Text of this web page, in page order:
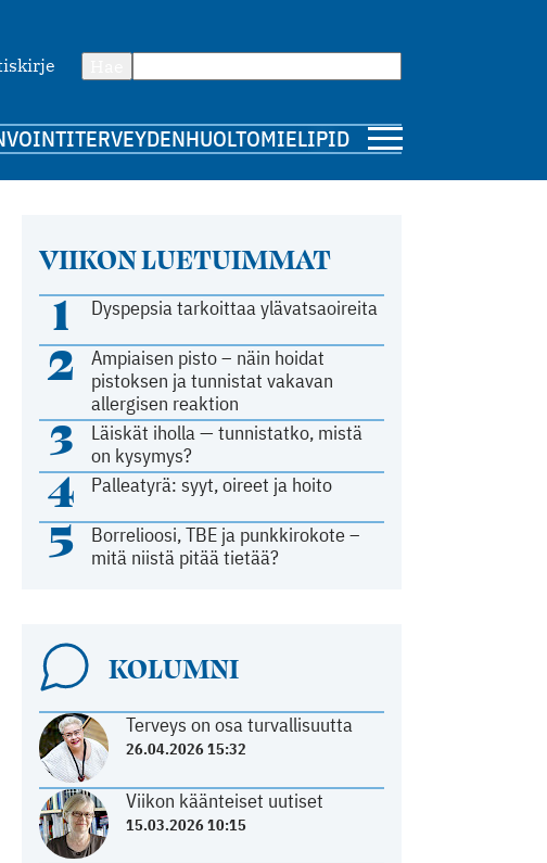
TERVEYDENHUOLTOMIELIPIDE
VIIKON LUETUIMMAT
1 Dyspepsia tarkoittaa ylävatsaoireita
2
Ampiaisen pisto – näin hoidat
pistoksen ja tunnistat vakavan
allergisen reaktion
3
Läiskät iholla — tunnistatko, mistä
on kysymys?
4 Palleatyrä: syyt, oireet ja hoito
5
Borrelioosi, TBE ja punkkirokote –
mitä niistä pitää tietää?
KOLUMNI
Terveys on osa turvallisuutta
26.04.2026 15:32
Viikon käänteiset uutiset
15.03.2026 10:15